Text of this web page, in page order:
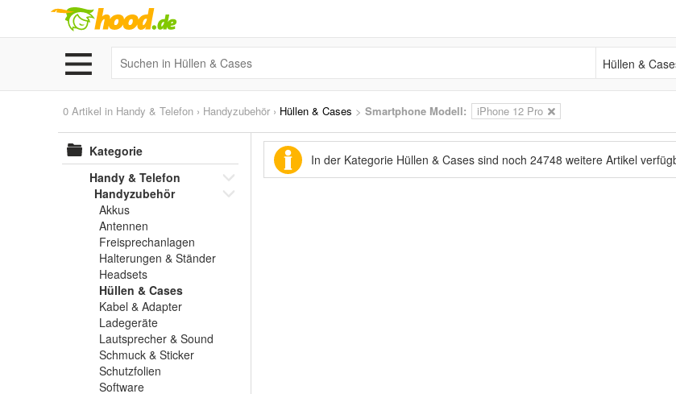
Hüllen & Cases
0 Artikel in Handy & Telefon › Handyzubehör › Hüllen & Cases > Smartphone Modell: iPhone 12 Pro
Kategorie
Handy & Telefon
Handyzubehör
Akkus
Antennen
Freisprechanlagen
Halterungen & Ständer
Headsets
Hüllen & Cases
Kabel & Adapter
Ladegeräte
Lautsprecher & Sound
Schmuck & Sticker
Schutzfolien
Software
In der Kategorie Hüllen & Cases sind noch 24748 weitere Artikel